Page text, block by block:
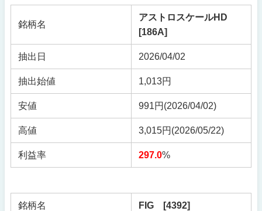
銘柄名
アストロスケールHD
[186A]
抽出日 2026/04/02
抽出始値 1,013円
安値 991円(2026/04/02)
高値 3,015円(2026/05/22)
利益率 297.0%
銘柄名 FIG [4392]